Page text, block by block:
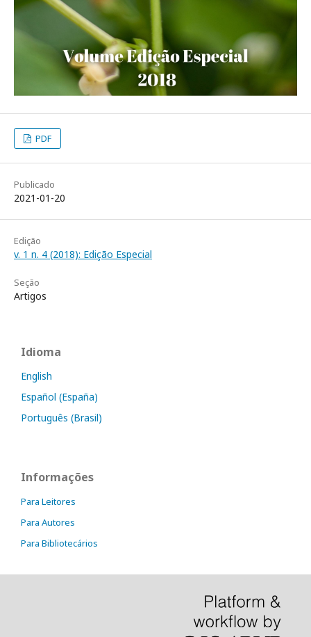
PDF
Publicado
2021-01-20
Edição
v. 1 n. 4 (2018): Edição Especial
Seção
Artigos
Idioma
English
Español (España)
Português (Brasil)
Informações
Para Leitores
Para Autores
Para Bibliotecários